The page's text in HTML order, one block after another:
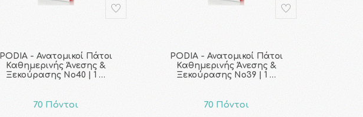
PODIA - Ανατομικοί Πάτοι
Καθημερινής Άνεσης &
Ξεκούρασης No40 | 1 …
70 Πόντοι
PODIA - Ανατομικοί Πάτοι
Καθημερινής Άνεσης &
Ξεκούρασης No39 | 1 …
70 Πόντοι